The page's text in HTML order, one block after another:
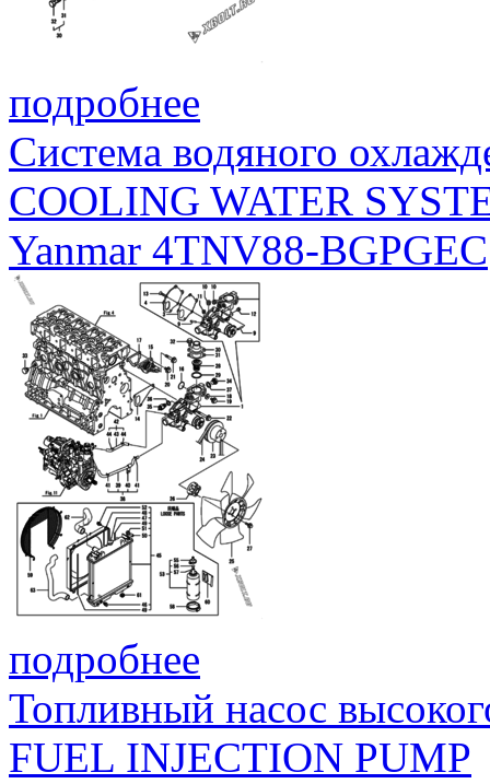
подробнее
Система водяного
COOLING WATER
Yanmar 4TNV88-BGPGEC
подробнее
Топливный насос
FUEL INJECTION PUMP